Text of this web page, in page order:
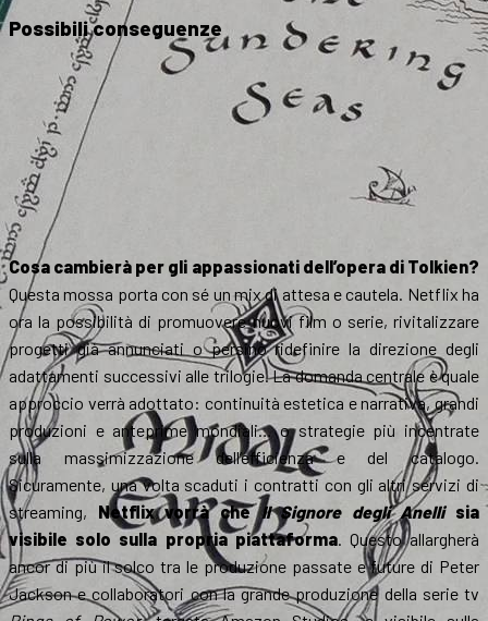
Possibili conseguenze
Cosa cambierà per gli appassionati dell’opera di Tolkien?
Questa mossa porta con sé un mix di attesa e cautela. Netflix ha
ora la possibilità di promuovere nuovi film o serie, rivitalizzare
progetti già annunciati o persino ridefinire la direzione degli
adattamenti successivi alle trilogie. La domanda centrale è quale
approccio verrà adottato: continuità estetica e narrativa, grandi
produzioni e anteprime mondiali… o strategie più incentrate
sulla massimizzazione dell’efficienza e del catalogo.
Sicuramente, una volta scaduti i contratti con gli altri servizi di
streaming, Netflix vorrà cheIl Signore degli Anellisia
visibile solo sulla propria piattaforma. Questo allargherà
ancor di più il solco tra le produzione passate e future di Peter
Jackson e collaboratori con la grande produzione della serie tv